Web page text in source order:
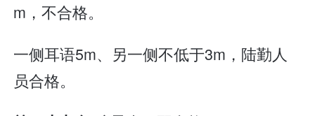
m，不合格。
一侧耳语5m、另一侧不低于3m，陆勤人
员合格。